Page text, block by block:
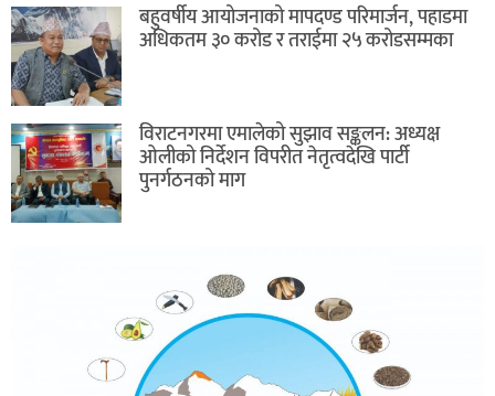
बहुवर्षीय आयोजनाको मापदण्ड परिमार्जन, पहाडमा
अधिकतम ३० करोड र तराईमा २५ करोडसम्मका
विराटनगरमा एमालेको सुझाव सङ्कलन: अध्यक्ष
ओलीको निर्देशन विपरीत नेतृत्वदेखि पार्टी
पुनर्गठनको माग